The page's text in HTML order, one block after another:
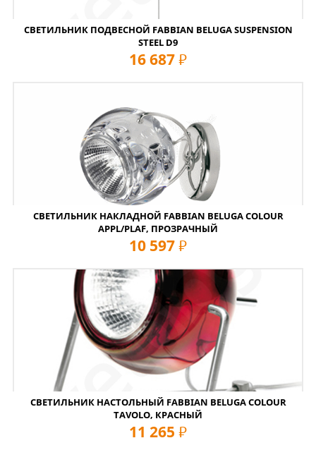
СВЕТИЛЬНИК ПОДВЕСНОЙ FABBIAN BELUGA SUSPENSION
STEEL D9
16 687 руб
СВЕТИЛЬНИК НАКЛАДНОЙ FABBIAN BELUGA COLOUR
APPL/PLAF, ПРОЗРАЧНЫЙ
10 597 руб
СВЕТИЛЬНИК НАСТОЛЬНЫЙ FABBIAN BELUGA COLOUR
TAVOLO, КРАСНЫЙ
11 265 руб